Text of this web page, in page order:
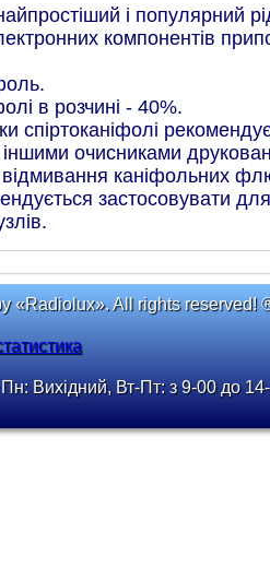
і популярний
компонентів
в розчині - 40%.
спіртоканіфолі
очисниками
каніфольних
застосовувати
«Radiolux». All rights reserved!
Вихідний, Вт-Пт: з 9-00 до